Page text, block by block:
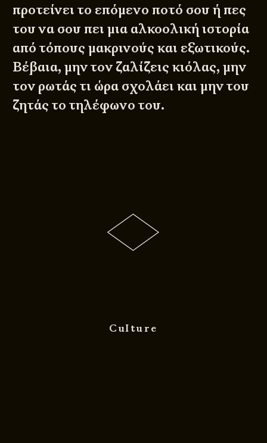
προτείνει το επόμενο ποτό σου ή πες
του να σου πει μια αλκοολική ιστορία
από τόπους μακρινούς και εξωτικούς.
Βέβαια, μην τον ζαλίζεις κιόλας, μην
τον ρωτάς τι ώρα σχολάει και μην του
ζητάς το τηλέφωνο του.
Culture